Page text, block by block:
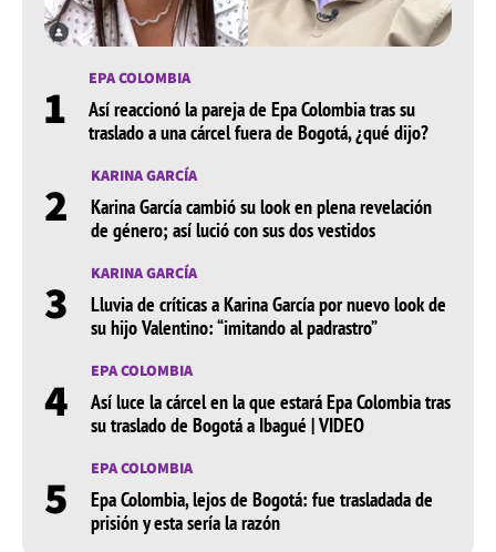
1 EPA COLOMBIA
Así reaccionó la pareja de Epa Colombia tras su
traslado a una cárcel fuera de Bogotá, ¿qué dijo?
2 KARINA GARCÍA
Karina García cambió su look en plena revelación
de género; así lució con sus dos vestidos
3 KARINA GARCÍA
Lluvia de críticas a Karina García por nuevo look de
su hijo Valentino: “imitando al padrastro”
4 EPA COLOMBIA
Así luce la cárcel en la que estará Epa Colombia tras
su traslado de Bogotá a Ibagué | VIDEO
5 EPA COLOMBIA
Epa Colombia, lejos de Bogotá: fue trasladada de
prisión y esta sería la razón